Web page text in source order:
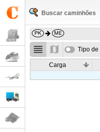
Buscar caminhões
Tipo
Carga